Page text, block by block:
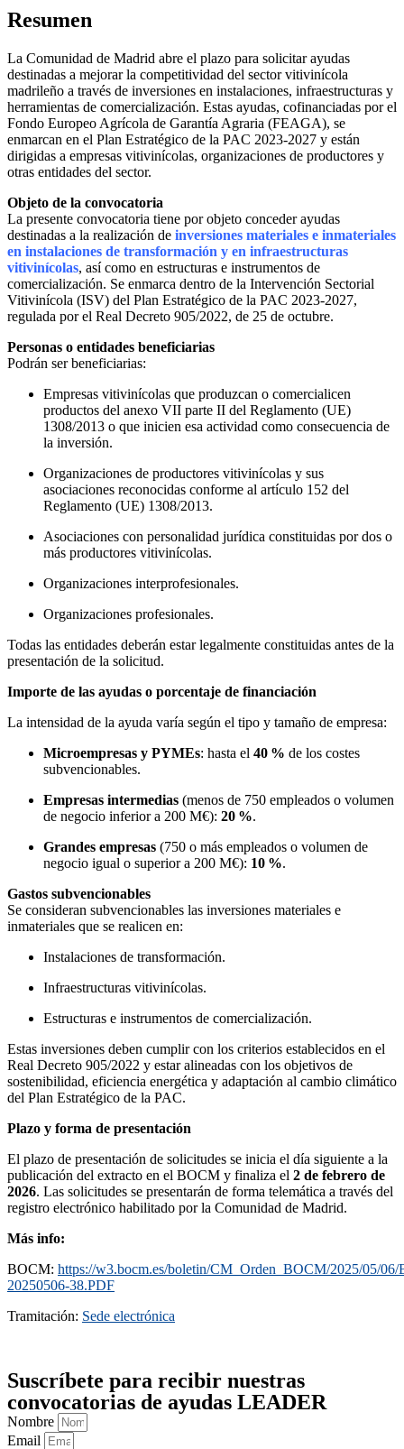
inversiones
en
el
sector
vitivinícola
2026
–
Resumen
La Comunidad de Madrid abre el plazo para solicitar ayudas
destinadas a mejorar la competitividad del sector vitivinícola
madrileño a través de inversiones en instalaciones, infraestructuras y
herramientas de comercialización. Estas ayudas, cofinanciadas por el
Fondo Europeo Agrícola de Garantía Agraria (FEAGA), se
enmarcan en el Plan Estratégico de la PAC 2023-2027 y están
dirigidas a empresas vitivinícolas, organizaciones de productores y
otras entidades del sector.
Objeto de la convocatoria
La presente convocatoria tiene por objeto conceder ayudas
destinadas a la realización de inversiones materiales e inmateriales
en instalaciones de transformación y en infraestructuras
vitivinícolas, así como en estructuras e instrumentos de
comercialización. Se enmarca dentro de la Intervención Sectorial
Vitivinícola (ISV) del Plan Estratégico de la PAC 2023-2027,
regulada por el Real Decreto 905/2022, de 25 de octubre.
Personas o entidades beneficiarias
Podrán ser beneficiarias:
Empresas vitivinícolas que produzcan o comercialicen
productos del anexo VII parte II del Reglamento (UE)
1308/2013 o que inicien esa actividad como consecuencia de
la inversión.
Organizaciones de productores vitivinícolas y sus
asociaciones reconocidas conforme al artículo 152 del
Reglamento (UE) 1308/2013.
Asociaciones con personalidad jurídica constituidas por dos o
más productores vitivinícolas.
Organizaciones interprofesionales.
Organizaciones profesionales.
Todas las entidades deberán estar legalmente constituidas antes de la
presentación de la solicitud.
Importe de las ayudas o porcentaje de financiación
La intensidad de la ayuda varía según el tipo y tamaño de empresa:
Microempresas y PYMEs: hasta el 40 % de los costes
subvencionables.
Empresas intermedias (menos de 750 empleados o volumen
de negocio inferior a 200 M€): 20 %.
Grandes empresas (750 o más empleados o volumen de
negocio igual o superior a 200 M€): 10 %.
Gastos subvencionables
Se consideran subvencionables las inversiones materiales e
inmateriales que se realicen en:
Instalaciones de transformación.
Infraestructuras vitivinícolas.
Estructuras e instrumentos de comercialización.
Estas inversiones deben cumplir con los criterios establecidos en el
Real Decreto 905/2022 y estar alineadas con los objetivos de
sostenibilidad, eficiencia energética y adaptación al cambio climático
del Plan Estratégico de la PAC.
Plazo y forma de presentación
El plazo de presentación de solicitudes se inicia el día siguiente a la
publicación del extracto en el BOCM y finaliza el 2 de febrero de
2026. Las solicitudes se presentarán de forma telemática a través del
registro electrónico habilitado por la Comunidad de Madrid.
Más info:
BOCM: https://w3.bocm.es/boletin/CM_Orden_BOCM/2025/05/
20250506-38.PDF
Tramitación: Sede electrónica
Suscríbete para recibir nuestras
convocatorias de ayudas LEADER
Nombre
Email